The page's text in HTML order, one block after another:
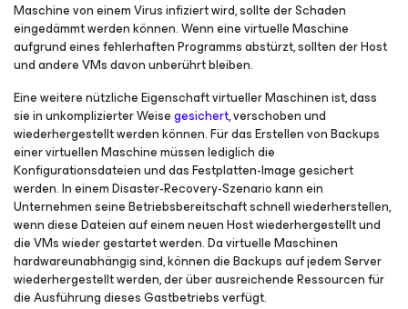
Maschine von einem Virus infiziert wird, sollte der Schaden
eingedämmt werden können. Wenn eine virtuelle Maschine
aufgrund eines fehlerhaften Programms abstürzt, sollten der Host
und andere VMs davon unberührt bleiben.
Eine weitere nützliche Eigenschaft virtueller Maschinen ist, dass
sie in unkomplizierter Weisegesichert, verschoben und
wiederhergestellt werden können. Für das Erstellen von Backups
einer virtuellen Maschine müssen lediglich die
Konfigurationsdateien und das Festplatten-Image gesichert
werden. In einem Disaster-Recovery-Szenario kann ein
Unternehmen seine Betriebsbereitschaft schnell wiederherstellen,
wenn diese Dateien auf einem neuen Host wiederhergestellt und
die VMs wieder gestartet werden. Da virtuelle Maschinen
hardwareunabhängig sind, können die Backups auf jedem Server
wiederhergestellt werden, der über ausreichende Ressourcen für
die Ausführung dieses Gastbetriebs verfügt.